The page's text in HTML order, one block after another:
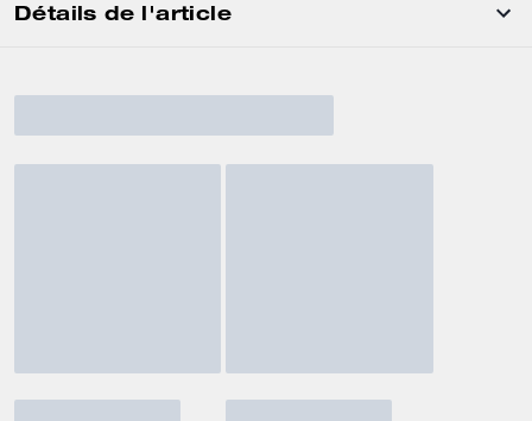
Détails de l'article